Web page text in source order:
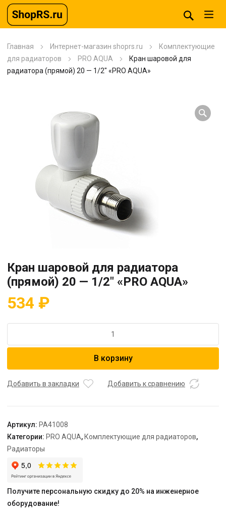
Главная Интернет-магазин shoprs.ru
Комплектующие
для радиаторов
PRO AQUA
Кран шаровой для
радиатора (прямой) 20 — 1/2″ «PRO AQUA»
Кран шаровой для радиатора
(прямой) 20 — 1/2″ «PRO AQUA»
534 ₽
Кран
радиатора
1/2"
"PRO
AQUA"
В корзину
Добавить в закладки Добавить к сравнению
Артикул: PA41008
Категории: PRO AQUA, Комплектующие для радиаторов,
Радиаторы
Получите персональную скидку до 20% на инженерное
оборудование!